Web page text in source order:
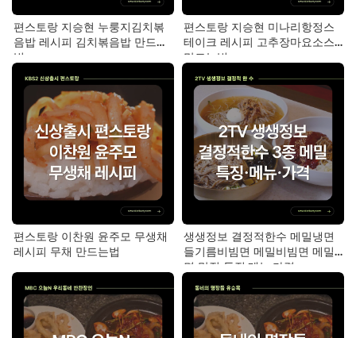
편스토랑 지승현 누룽지김치볶
음밥 레시피 김치볶음밥 만드는
법
편스토랑 지승현 미나리항정스
테이크 레시피 고추장마요소스
만드는법
편스토랑 이찬원 윤주모 무생채
레시피 무채 만드는법
생생정보 결정적한수 메밀냉면
들기름비빔면 메밀비빔면 메밀
면 맛집 특징·메뉴·가격